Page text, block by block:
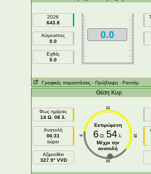
2026
643.8
Αύγουστος
0.0
Εχθές
0.0
0.0
Γραφικές παραστάσεις - Πρόβλεψη - Ραντάρ
Θέση Κυρ
Φως ημέρας
14 Ω. 08 λ.
Ανατολή
06:31
αύριο
Aζιμούθιο
327.9° VVD
12
24
6 18
Εκτιμώμενη
6 Ω. 54 λ.
Μέχρι την
ανατολή